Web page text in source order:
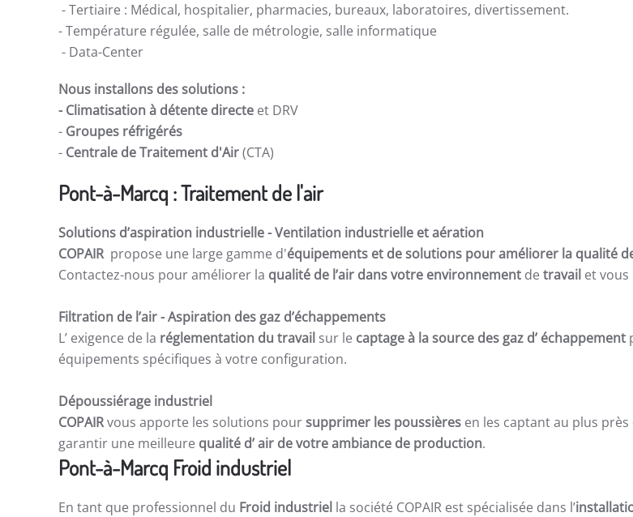
- Tertiaire : Médical, hospitalier, pharmacies, bureaux, laboratoires, divertissement.
- Température régulée, salle de métrologie, salle informatique
- Data-Center
Nous installons des solutions :
- Climatisation à détente directe et DRV
- Groupes réfrigérés
- Centrale de Traitement d'Air(CTA)
Pont-à-Marcq : Traitement de l'air
Solutions d’aspiration industrielle -Ventilation industrielle et aération
COPAIR propose une large gamme d'équipements et de solutions pour améliorer la qualité
Contactez-nous pour améliorer la qualité de l’air dans votre environnement de travail et
Filtration de l’air- Aspiration des gaz d’échappements
L’ exigence de la réglementation du travail sur le captage à la source des gaz d’ échappement
équipements spécifiques à votre configuration.
Dépoussiérage industriel
COPAIRvous apporte les solutions poursupprimer les poussières en les captant au plus
garantir une meilleure qualité d’ air de votre ambiance de production.
Pont-à-Marcq Froid industriel
En tant que professionnel du Froid industriel la société COPAIR est spécialisée dans l’